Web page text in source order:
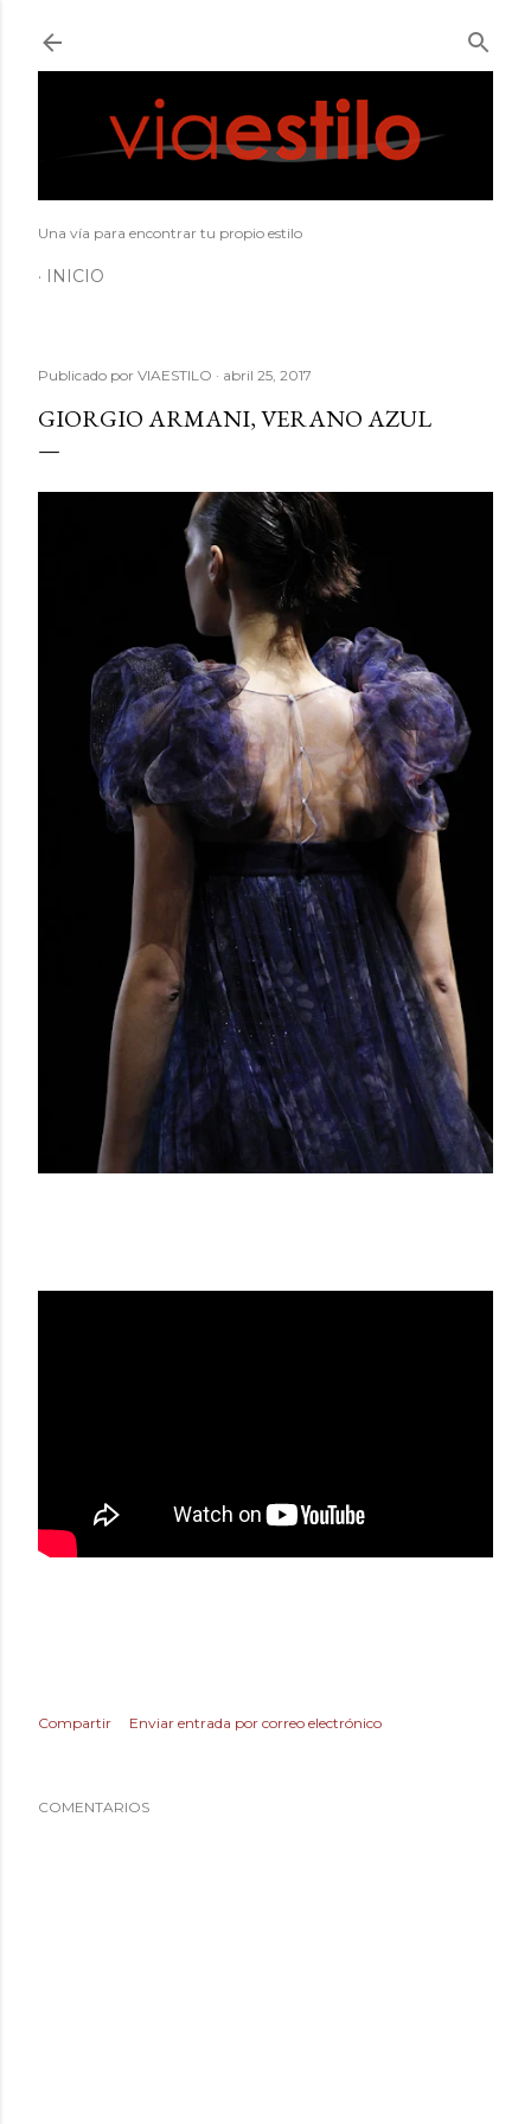
Una vía para encontrar tu propio estilo
INICIO
Publicado por VIAESTILO abril 25, 2017
GIORGIO ARMANI, VERANO AZUL
Compartir Enviar entrada por correo electrónico
COMENTARIOS